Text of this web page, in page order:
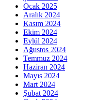
Ocak 2025
Aralık 2024
Kasım 2024
Ekim 2024
Eylül 2024
Ağustos 2024
Temmuz 2024
Haziran 2024
Mayıs 2024
Mart 2024
Şubat 2024